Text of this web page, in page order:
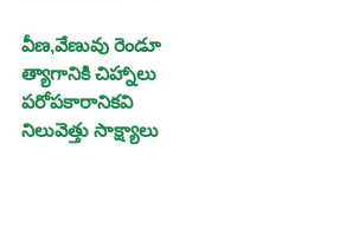
వీణ,వేణువు రెండూ
త్యాగానికి చిహ్నాలు
పరోపకారానికవి
నిలువెత్తు సాక్ష్యాలు